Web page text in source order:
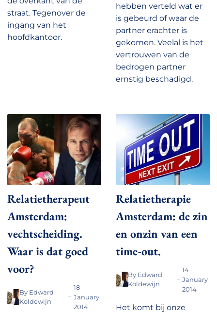
straat. Tegenover de
ingang van het
hoofdkantoor.
hebben verteld wat er
is gebeurd of waar de
partner erachter is
gekomen. Veelal is het
vertrouwen van de
bedrogen partner
ernstig beschadigd.
Relatietherapeut
Amsterdam:
vechtscheiding.
Waar is dat goed
voor?
By Edward
Koldewijn
18
January
2014
Relatietherapie
Amsterdam: de zin
en onzin van een
time-out.
By Edward
Koldewijn
14
January
2014
Het komt bij onze